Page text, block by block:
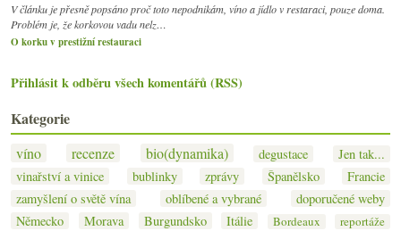
V článku je přesně popsáno proč toto nepodnikám, víno a jídlo v restaraci, pouze doma.
Problém je, že korkovou vadu nelz…
O korku v prestižní restauraci
Přihlásit k odběru všech komentářů (RSS)
Kategorie
víno recenze bio(dynamika) degustace
Jen tak...
vinařství a vinice
bublinky zprávy Španělsko
Francie
zamyšlení o světě vína
oblíbené a vybrané
doporučené weby
Německo
Morava Burgundsko Itálie Bordeaux reportáže